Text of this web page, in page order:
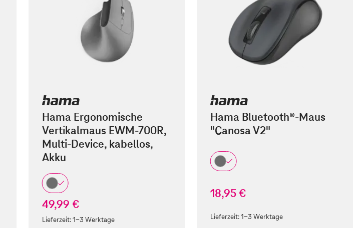
Hama Ergonomische
Vertikalmaus EWM-700R,
Multi-Device, kabellos,
Akku
49,99 €
Lieferzeit:1-3 Werktage
Hama Bluetooth®-Maus
"Canosa V2"
18,95 €
Lieferzeit:1-3 Werktage